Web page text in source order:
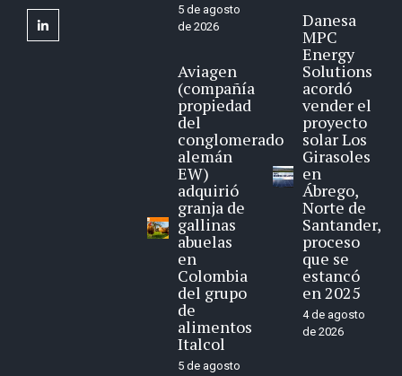
linkedin
5 de agosto
de 2026
Aviagen
(compañía
propiedad
del
conglomerado
alemán
EW)
adquirió
granja de
gallinas
abuelas
en
Colombia
del grupo
de
alimentos
Italcol
5 de agosto
Danesa
MPC
Energy
Solutions
acordó
vender el
proyecto
solar Los
Girasoles
en
Ábrego,
Norte de
Santander,
proceso
que se
estancó
en 2025
4 de agosto
de 2026